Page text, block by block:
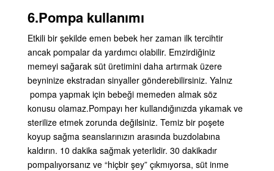
6.Pompa kullanımı
Etkili bir şekilde emen bebek her zaman ilk tercihtir
ancak pompalar da yardımcı olabilir. Emzirdiğiniz
memeyi sağarak süt üretimini daha artırmak üzere
beyninize ekstradan sinyaller gönderebilirsiniz. Yalnız
pompa yapmak için bebeği memeden almak söz
konusu olamaz.Pompayı her kullandığınızda yıkamak ve
sterilize etmek zorunda değilsiniz. Temiz bir poşete
koyup sağma seanslarınızın arasında buzdolabına
kaldırın. 10 dakika sağmak yeterlidir. 30 dakikadır
pompalıyorsanız ve “hiçbir şey” çıkmıyorsa, süt inme